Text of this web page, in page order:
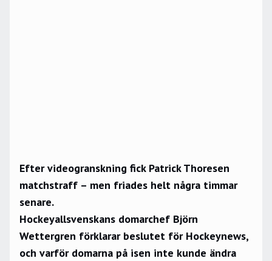
Efter videogranskning fick Patrick Thoresen
matchstraff – men friades helt några timmar
senare.
Hockeyallsvenskans domarchef Björn
Wettergren förklarar beslutet för Hockeynews,
och varför domarna på isen inte kunde ändra